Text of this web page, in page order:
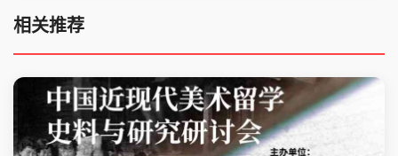
相关推荐